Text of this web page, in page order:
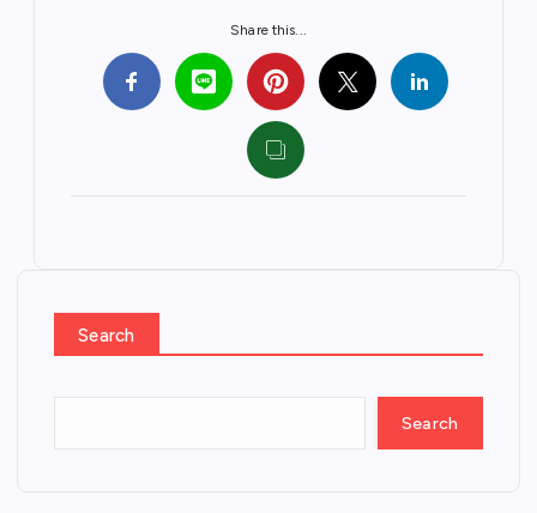
Share this...
Search
Search